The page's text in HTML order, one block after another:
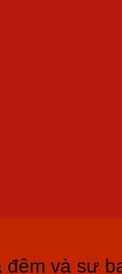
đêm và sự